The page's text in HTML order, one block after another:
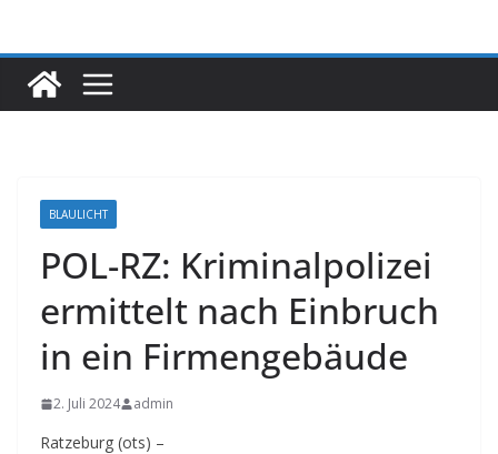
BLAULICHT
POL-RZ: Kriminalpolizei
ermittelt nach Einbruch
in ein Firmengebäude
2. Juli 2024 admin
Ratzeburg (ots) –